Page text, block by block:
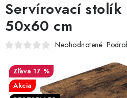
NOVINKY
OBÝVACIA IZBA
SPÁĽŇA
Servírovací stolík
50x60 cm
Neohodnotené
17 %
Akcia